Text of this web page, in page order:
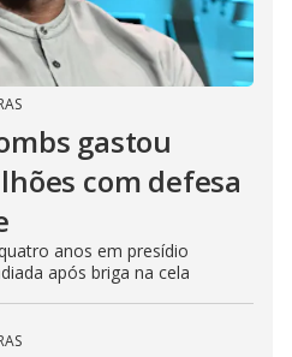
gastou
com defesa
anos em presídio
após briga na cela